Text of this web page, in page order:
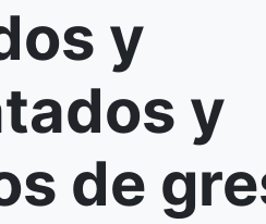
y
y
de